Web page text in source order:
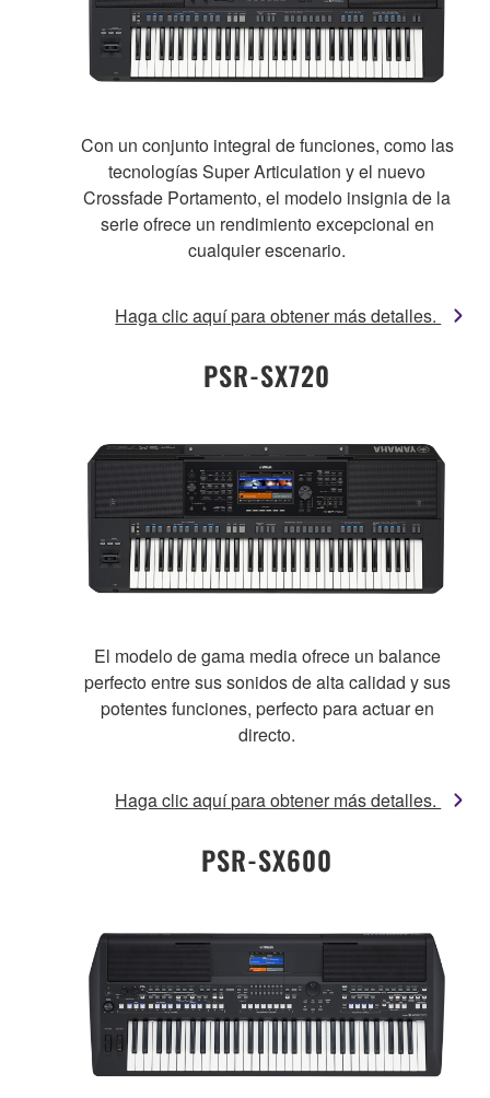
Con un conjunto integral de funciones, como las
tecnologías Super Articulation y el nuevo
Crossfade Portamento, el modelo insignia de la
serie ofrece un rendimiento excepcional en
cualquier escenario.
Haga clic aquí para obtener más detalles.
PSR-SX720
El modelo de gama media ofrece un balance
perfecto entre sus sonidos de alta calidad y sus
potentes funciones, perfecto para actuar en
directo.
Haga clic aquí para obtener más detalles.
PSR-SX600